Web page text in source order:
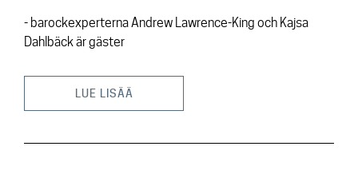
- barockexperterna Andrew Lawrence-King och Kajsa
Dahlbäck är gäster
LUE LISÄÄ